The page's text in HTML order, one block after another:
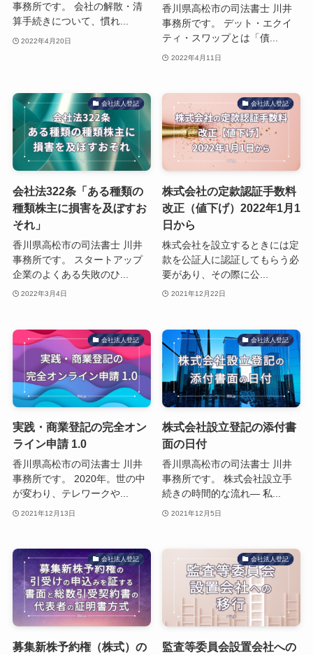
事務所です。 会社の解散・清
算手続きについて、慣れ...
2022年4月20日
香川県高松市の司法書士 川井
事務所です。 デット・エクイ
ティ・スワップとは「債...
2022年4月11日
会社法人登記
会社法322条「ある種類の
種類株主に損害を及ぼすお
それ」
香川県高松市の司法書士 川井
事務所です。 スタートアップ
企業のよくある失敗のひ...
2022年3月4日
会社法人登記
株式会社の定款認証手数料
改正（値下げ）2022年1月1
日から
株式会社を設立するときには定
款を公証人に認証してもらう必
要があり、その際に公...
2021年12月22日
会社法人登記
実践・商業登記の完全オン
ライン申請 1.0
香川県高松市の司法書士 川井
事務所です。 2020年。世の中
が変わり、テレワークや...
2021年12月13日
会社法人登記
株式会社設立登記の添付書
面の日付
香川県高松市の司法書士 川井
事務所です。 株式会社設立手
続きの時間的な流れ― 私...
2021年12月5日
会社法人登記
募集新株予約権（株式）の
会社法人登記
監査等委員会設置会社への